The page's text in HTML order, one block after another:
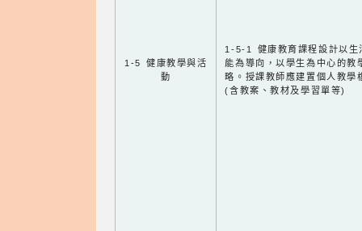
1-5 健康教學與活
動
1-5-1 健康教育課程設計以生
能為導向，以學生為中心的教
略。授課教師應建置個人教學
(含教案、教材及學習單等)